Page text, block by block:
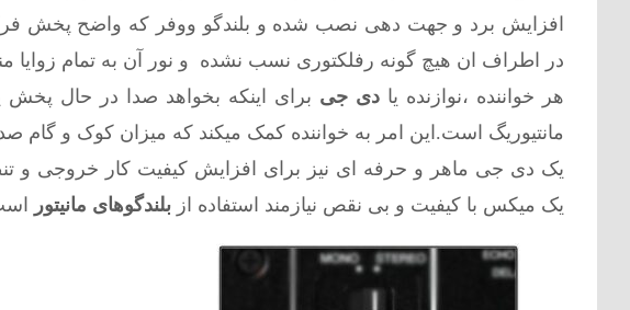
افزایش برد و جهت دهی نصب شده و بلندگو ووفر که واضح پخش
در اطراف ان هیچ گونه رفلکتوری نسب نشده و نور آن به تمام زوایا
هر خواننده ،نوازنده یادی جی برای اینکه بخواهد صدا در حال پخش
مانتیوریگ است.این امر به خواننده کمک میکند که میزان کوک و گام
یک دی جی ماهر و حرفه ای نیز برای افزایش کیفیت کار خروجی و
یک میکس با کیفیت و بی نقص نیازمند استفاده از بلندگوهای مانیتور